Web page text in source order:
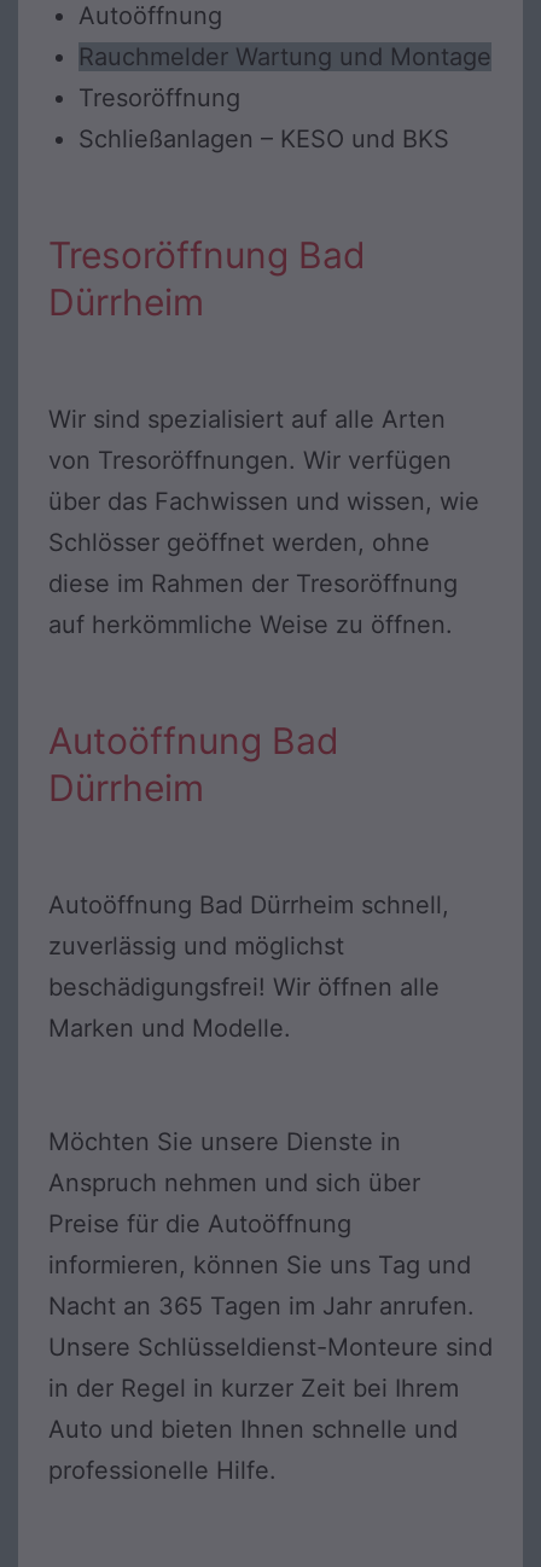
Autoöffnung
Rauchmelder Wartung und Montage
Tresoröffnung
Schließanlagen – KESO und BKS
Tresoröffnung Bad
Dürrheim
Wir sind spezialisiert auf alle Arten
von Tresoröffnungen. Wir verfügen
über das Fachwissen und wissen, wie
Schlösser geöffnet werden, ohne
diese im Rahmen der Tresoröffnung
auf herkömmliche Weise zu öffnen.
Autoöffnung Bad
Dürrheim
Autoöffnung Bad Dürrheim schnell,
zuverlässig und möglichst
beschädigungsfrei! Wir öffnen alle
Marken und Modelle.
Möchten Sie unsere Dienste in
Anspruch nehmen und sich über
Preise für die Autoöffnung
informieren, können Sie uns Tag und
Nacht an 365 Tagen im Jahr anrufen.
Unsere Schlüsseldienst-Monteure sind
in der Regel in kurzer Zeit bei Ihrem
Auto und bieten Ihnen schnelle und
professionelle Hilfe.